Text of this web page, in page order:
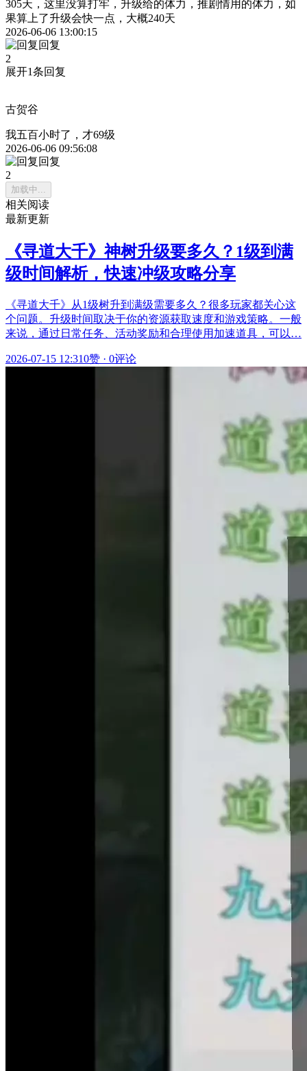
305天，这里没算打牢，升级给的体力，推剧情用的体力，如
果算上了升级会快一点，大概240天
2026-06-06 13:00:15
回复
2
展开1条回复
古贺谷
我五百小时了，才69级
2026-06-06 09:56:08
回复
2
加载中...
相关阅读
最新更新
《寻道大千》神树升级要多久？1级到满
级时间解析，快速冲级攻略分享
《寻道大千》从1级树升到满级需要多久？很多玩家都关心这
个问题。升级时间取决于你的资源获取速度和游戏策略。一般
来说，通过日常任务、活动奖励和合理使用加速道具，可以…
2026-07-15 12:310赞 · 0评论